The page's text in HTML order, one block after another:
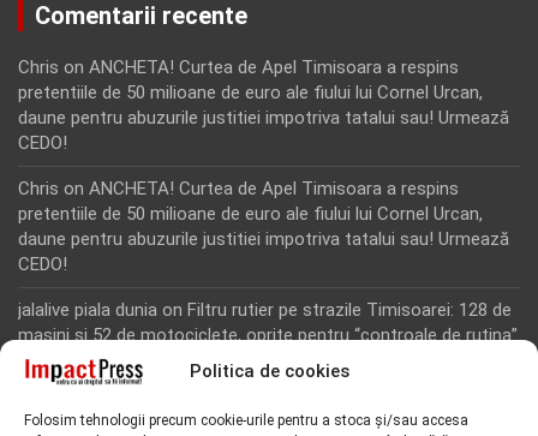
Politica de cookies
Folosim tehnologii precum cookie-urile pentru a stoca și/sau accesa
Comentarii recente
Chris on ANCHETA! Curtea de Apel Timisoara a respins
pretentiile de 50 milioane de euro ale fiului lui Cornel Urcan,
daune pentru abuzurile justitiei impotriva tatalui sau! Urmează
CEDO!
Chris on ANCHETA! Curtea de Apel Timisoara a respins
pretentiile de 50 milioane de euro ale fiului lui Cornel Urcan,
daune pentru abuzurile justitiei impotriva tatalui sau! Urmează
CEDO!
jalalive piala dunia on Filtru rutier pe strazile Timisoarei: 128 de
masini si 52 de motociclete, oprite pentru “controale de rutina”
Rodion Camatoritul on Inca un martor din dosarul fraudei cu
“Toti martorii hartuiti au facut plangere penala pentru